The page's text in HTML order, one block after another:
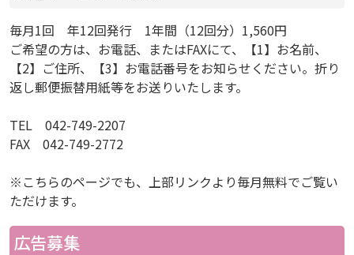
毎月1回 年12回発行 1年間（12回分）1,560円
ご希望の方は、お電話、またはFAXにて、【1】お名前、
【2】ご住所、【3】お電話番号をお知らせください。折り
返し郵便振替用紙等をお送りいたします。
TEL 042-749-2207
FAX 042-749-2772
※こちらのページでも、上部リンクより毎月無料でご覧い
ただけます。
広告募集